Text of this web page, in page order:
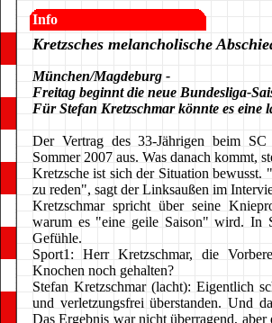
Info
Kretzsches melancholische
München/Magdeburg -
Freitag beginnt die neue Bundesliga-
Für Stefan Kretzschmar könnte es eine
Der Vertrag des 33-Jährigen beim
Sommer 2007 aus. Was danach kommt,
Kretzsche ist sich der Situation
zu reden", sagt der Linksaußen im
Kretzschmar spricht über seine
warum es "eine geile Saison" wird. In
Gefühle.
Sport1: Herr Kretzschmar, die
Knochen noch gehalten?
Stefan Kretzschmar (lacht): Eigentlich
und verletzungsfrei überstanden. Und
Das Ergebnis war nicht überragend,